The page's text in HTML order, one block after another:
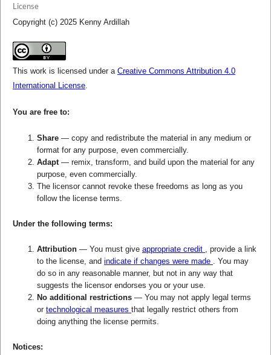
License
Copyright (c) 2025 Kenny Ardillah
This work is licensed under a Creative Commons Attribution 4.0
International License.
You are free to:
Share — copy and redistribute the material in any medium or
format for any purpose, even commercially.
Adapt — remix, transform, and build upon the material for any
purpose, even commercially.
The licensor cannot revoke these freedoms as long as you
follow the license terms.
Under the following terms:
Attribution — You must give appropriate credit
, provide a link
to the license, and indicate if changes were made
. You may
do so in any reasonable manner, but not in any way that
suggests the licensor endorses you or your use.
No additional restrictions — You may not apply legal terms
or technological measures that legally restrict others from
doing anything the license permits.
Notices: